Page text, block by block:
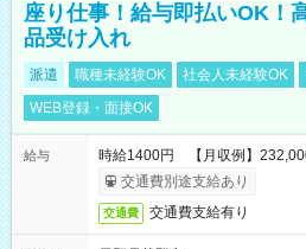
座り仕事！給与即払いOK！
品受け入れ
派遣 職種未経験OK 社会人未経験OK
WEB登録・面接OK
給与
時給1400円 【月収例】
交通費別途支給あり
交通費 交通費支給有り